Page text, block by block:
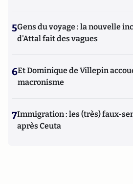
5Gens du voyage : la nouvelle
d'Attal fait des vagues
6Et Dominique de Villepin
macronisme
7Immigration : les (très) faux-
après Ceuta